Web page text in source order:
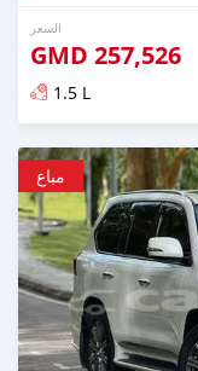
السعر
GMD 257,526
1.5 L
تم النشر منذ 3 أشهر مضت
مباع